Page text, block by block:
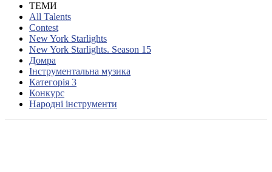
ТЕМИ
All Talents
Contest
New York Starlights
New York Starlights. Season 15
Домра
Інструментальна музика
Категорія 3
Конкурс
Народні інструменти